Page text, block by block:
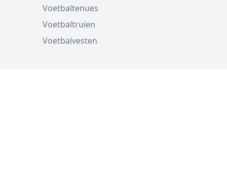
Voetbaltenues
Voetbaltruien
Voetbalvesten